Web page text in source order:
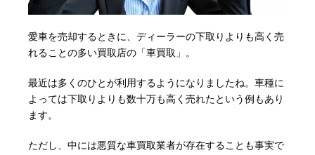
愛車を売却するときに、ディーラーの下取りよりも高く売
れることの多い買取店の「車買取」。
最近は多くのひとが利用するようになりましたね。車種に
よっては下取りよりも数十万も高く売れたという例もあり
ます。
ただし、中には悪質な車買取業者が存在することも事実で